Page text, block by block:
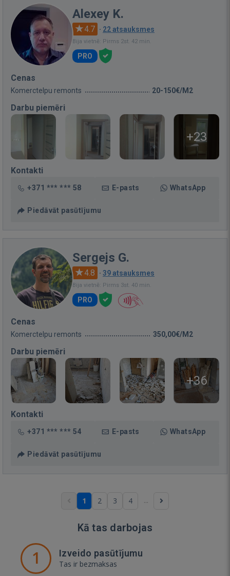
Alexey K.
4.7 · 22 atsauksmes
Bija vietnē: Pirms 2st. 42 min.
PRO
Cenas
Komerctelpu remonts 20-150€/M2
Darbu piemēri
+23
Kontakti
+371 *** *** 58 E-pasts WhatsApp
Piedāvāt pasūtījumu
Sergejs G.
4.8 · 39 atsauksmes
Bija vietnē: Pirms 3st. 40 min.
PRO
Cenas
Komerctelpu remonts 350,00€/M2
Darbu piemēri
+36
Kontakti
+371 *** *** 54 E-pasts WhatsApp
Piedāvāt pasūtījumu
1 2 3 4 ...
Kā tas darbojas
1 Izveido pasūtījumu
Tas ir bezmaksas